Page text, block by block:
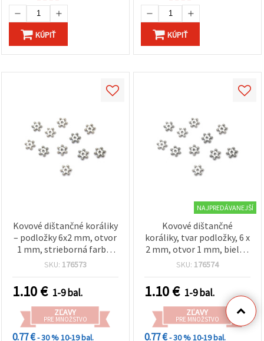
KÚPIŤ KÚPIŤ
Kovové dištančné koráliky
– podložky 6x2 mm, otvor
1 mm, strieborná farba,
bižutérne komponenty na
SKU: 176573
1.10€ 1-9 bal.
ZĽAVY
PRE MNOŽSTVO
0.77 €- 30 %10-19 bal.
NAJPREDÁVANEJŠÍ
Kovové dištančné
koráliky, tvar podložky, 6 x
2 mm, otvor 1 mm, biele -
50 ks
SKU: 176574
1.10€ 1-9 bal.
ZĽAVY
PRE MNOŽSTVO
0.77 €- 30 %10-19 bal.